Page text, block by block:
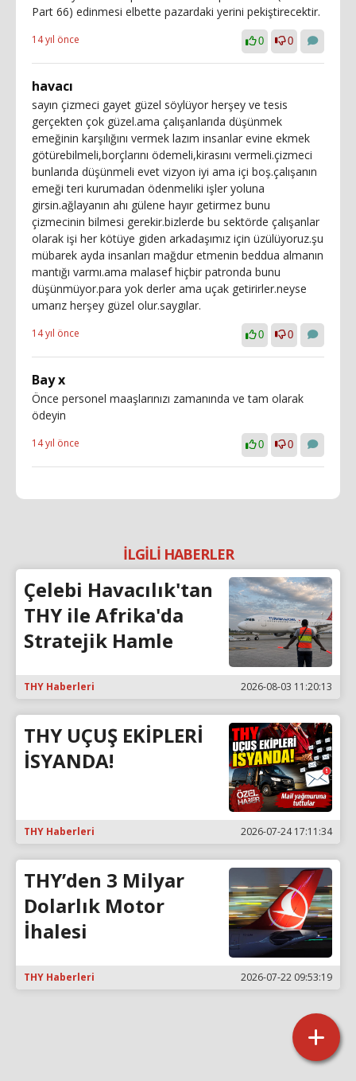
Part 66) edinmesi elbette pazardaki yerini pekiştirecektir.
14 yıl önce 0 0
havacı
sayın çizmeci gayet güzel söylüyor herşey ve tesis
gerçekten çok güzel.ama çalışanlarıda düşünmek
emeğinin karşılığını vermek lazım insanlar evine ekmek
götürebilmeli,borçlarını ödemeli,kirasını vermeli.çizmeci
bunlarıda düşünmeli evet vizyon iyi ama içi boş.çalışanın
emeği teri kurumadan ödenmeliki işler yoluna
girsin.ağlayanın ahı gülene hayır getirmez bunu
çizmecinin bilmesi gerekir.bizlerde bu sektörde çalışanlar
olarak işi her kötüye giden arkadaşımız için üzülüyoruz.şu
mübarek ayda insanları mağdur etmenin beddua almanın
mantığı varmı.ama malasef hiçbir patronda bunu
düşünmüyor.para yok derler ama uçak getirirler.neyse
umarız herşey güzel olur.saygılar.
14 yıl önce 0 0
Bay x
Önce personel maaşlarınızı zamanında ve tam olarak
ödeyin
14 yıl önce 0 0
İLGİLİ HABERLER
Çelebi Havacılık'tan
THY ile Afrika'da
Stratejik Hamle
THY Haberleri 2026-08-03 11:20:13
THY UÇUŞ EKİPLERİ
İSYANDA!
THY Haberleri 2026-07-24 17:11:34
THY’den 3 Milyar
Dolarlık Motor
İhalesi
THY Haberleri 2026-07-22 09:53:19